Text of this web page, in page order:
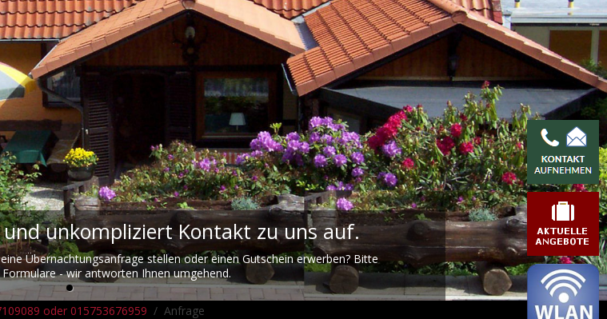
und unkompliziert Kontakt zu uns auf.
Übernachtungsanfrage stellen oder einen Gutschein erwerben? Bitte
- wir antworten Ihnen umgehend.
oder 015753676959 Anfrage